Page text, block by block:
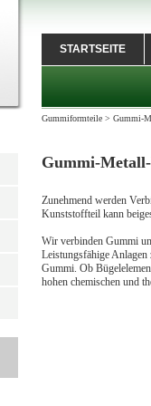
STARTSEITE
Gummiformteile> Gummi-
Gummi-
Zunehmend werden
Kunststoffteil kann
Wir verbinden Gummi
Leistungsfähige
Gummi. Ob
hohen chemischen und